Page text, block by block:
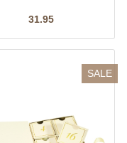
31.95
SALE